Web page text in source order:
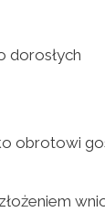
dorosłych
obrotowi